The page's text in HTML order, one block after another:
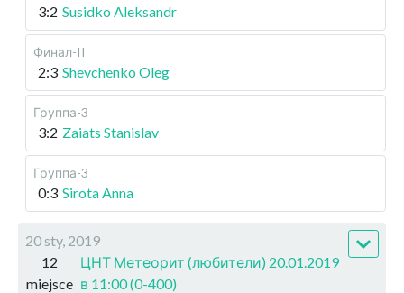
3:2 Susidko Aleksandr
Финал-II
2:3 Shevchenko Oleg
Группа-3
3:2 Zaiats Stanislav
Группа-3
0:3 Sirota Anna
20 sty, 2019
12
miejsce
ЦНТ Метеорит (любители) 20.01.2019
в 11:00 (0-400)